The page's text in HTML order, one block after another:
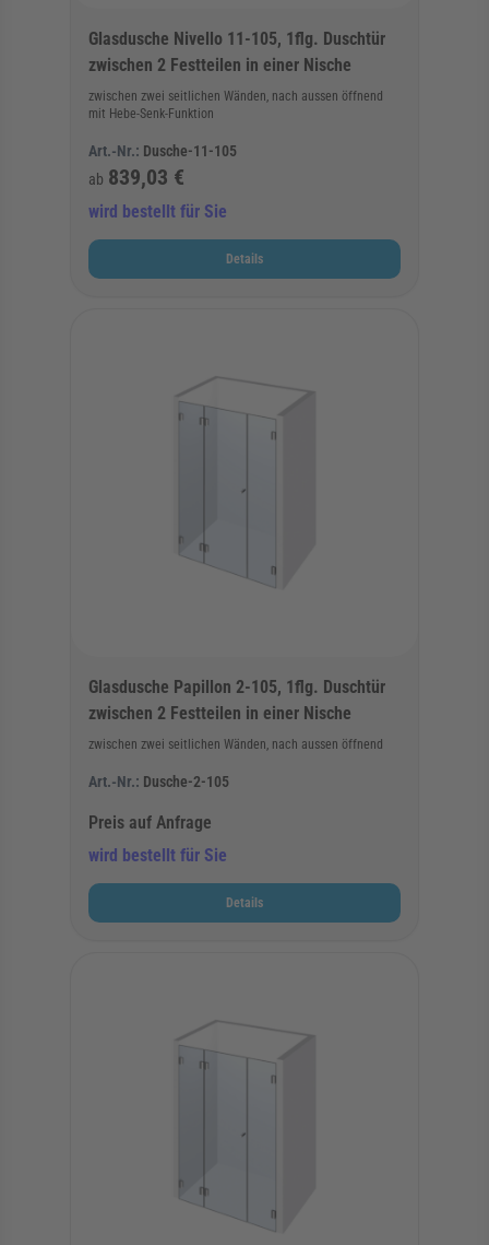
Glasdusche Nivello 11-105, 1flg. Duschtür
zwischen 2 Festteilen in einer Nische
zwischen zwei seitlichen Wänden, nach aussen öffnend
mit Hebe-Senk-Funktion
Art.-Nr.: Dusche-11-105
ab 839,03 €
wird bestellt für Sie
Details
Glasdusche Papillon 2-105, 1flg. Duschtür
zwischen 2 Festteilen in einer Nische
zwischen zwei seitlichen Wänden, nach aussen öffnend
Art.-Nr.: Dusche-2-105
Preis auf Anfrage
wird bestellt für Sie
Details